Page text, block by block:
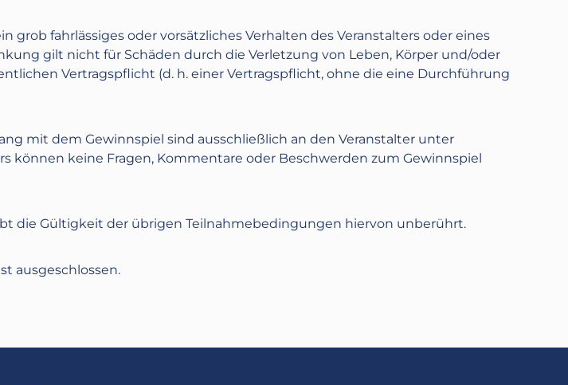
fahrlässiges oder vorsätzliches Verhalten des Veranstalters oder eines
gilt nicht für Schäden durch die Verletzung von Leben, Körper und/oder
Vertragspflicht (d. h. einer Vertragspflicht, ohne die eine Durchführung
mit dem Gewinnspiel sind ausschließlich an den Veranstalter unter
können keine Fragen, Kommentare oder Beschwerden zum Gewinnspiel
die Gültigkeit der übrigen Teilnahmebedingungen hiervon unberührt.
ausgeschlossen.